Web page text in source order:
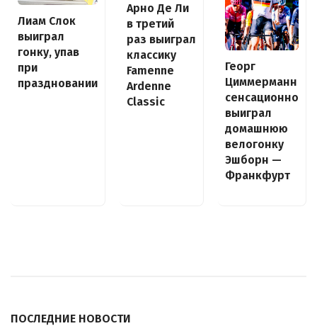
Лиам Слок
выиграл
гонку, упав
при
праздновании
Арно Де Ли
в третий
раз выиграл
классику
Famenne
Ardenne
Classic
Георг
Циммерманн
сенсационно
выиграл
домашнюю
велогонку
Эшборн —
Франкфурт
ПОСЛЕДНИЕ НОВОСТИ